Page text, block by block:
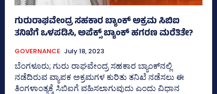
ಗುರುರಾಘವೇಂದ್ರ ಸಹಕಾರ ಬ್ಯಾಂಕ್‌ ಅಕ್ರಮ ಸಿಬಿಐ
ತನಿಖೆಗೆ ಒಳಪಡಿಸಿ, ಅಪೆಕ್ಸ್‌ ಬ್ಯಾಂಕ್‌ ಹಗರಣ ಮರೆತಿತೇ?
GOVERNANCE July 18, 2023
ಬೆಂಗಳೂರು; ಗುರು ರಾಘವೇಂದ್ರ ಸಹಕಾರ ಬ್ಯಾಂಕ್‌ನಲ್ಲಿ
ನಡೆದಿರುವ ವ್ಯಾಪಕ ಅಕ್ರಮಗಳ ಕುರಿತು ತನಿಖೆ ನಡೆಸಲು ಈ
ತಿಂಗಳಾಂತ್ಯಕ್ಕೆ ಸಿಬಿಐಗೆ ವಹಿಸಲಾಗುವುದು ಎಂದು ವಿಧಾನ